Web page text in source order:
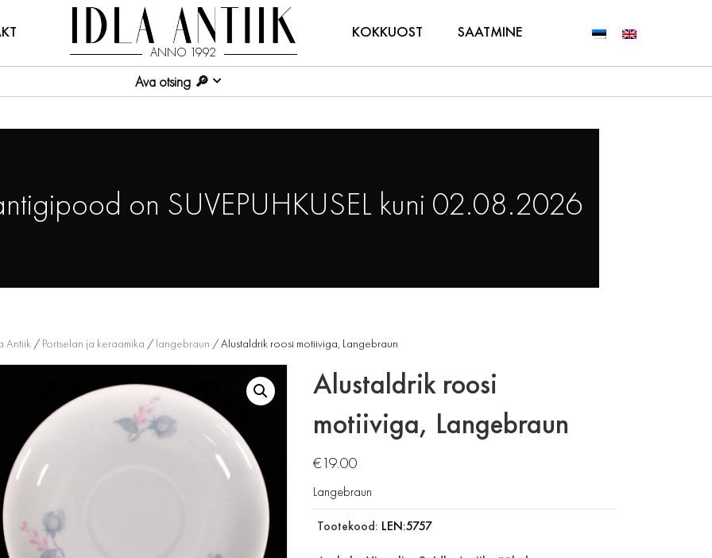
ANNO 1992
KOKKUOST SAATMINE
Ava otsing
on SUVEPUHKUSEL kuni 02.08.2026
Antiik/ Portselan ja keraamika / langebraun / Alustaldrik roosi motiiviga, Langebraun
Alustaldrik roosi
motiiviga, Langebraun
€19.00
Langebraun
Tootekood: LEN:5757